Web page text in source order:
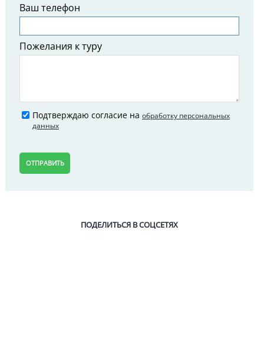
Ваш телефон
Пожелания к туру
Подтверждаю согласие на обработку персональных
данных
ОТПРАВИТЬ
ПОДЕЛИТЬСЯ В СОЦСЕТЯХ